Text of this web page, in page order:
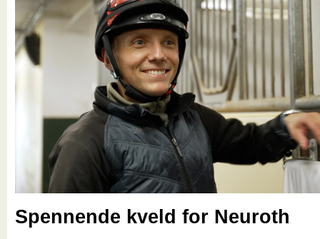
Spennende kveld for Neuroth